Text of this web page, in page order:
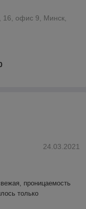
16, офис 9, Минск,
24.03.2021
проницаемость
только